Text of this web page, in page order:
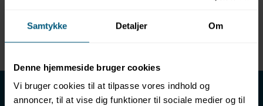
Samtykke Detaljer Om
Denne hjemmeside bruger cookies
Vi bruger cookies til at tilpasse vores indhold og
annoncer, til at vise dig funktioner til sociale medier og til
Enhed
LML SPORT - Alt til vand